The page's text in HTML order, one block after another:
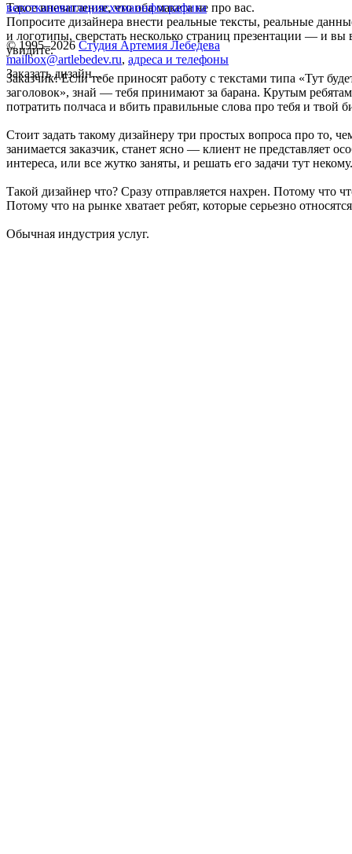
Такое впечатление, что оба макета не про вас.
Попросите дизайнера внести реальные тексты, реальные
и логотипы, сверстать несколько страниц презентации — и вы
увидите.
Заказчик! Если тебе приносят работу с текстами типа «Тут
заголовок», знай — тебя принимают за барана. Крутым
потратить полчаса и вбить правильные слова про тебя и твой
Стоит задать такому дизайнеру три простых вопроса про то,
занимается заказчик, станет ясно — клиент не представляет
интереса, или все жутко заняты, и решать его задачи тут некому.
Такой дизайнер что? Сразу отправляется нахрен. Потому что
Потому что на рынке хватает ребят, которые серьезно
Обычная индустрия услуг.
верстканавигациясхемаинфографика
© 1995–2026 Студия Артемия Лебедева
mailbox@artlebedev.ru, адреса и телефоны
Заказать дизайн...